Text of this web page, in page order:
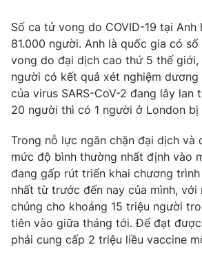
Thế giới đó đây
Câu chuyện quốc tế
Kinh tế
Tài chính
Thị trường
Góc doanh nghiệp
Dữ liệu và đời sống
Truyền hình
Hậu trường
Nhân vật
Khán giả
Giải sao mai
Giải trí
Điện ảnh
Âm nhạc
Sao
Đời sống
Du lịch
Làm đẹp
Giáo dục
Tuyển sinh
Số ca tử vong do COVID-19 tại Anh
81.000 người. Anh là quốc gia có
vong do đại dịch cao thứ 5 thế giới,
người có kết quả xét nghiệm dương
của virus SARS-CoV-2 đang lây lan
20 người thì có 1 người ở London bị
Trong nỗ lực ngăn chặn đại dịch và
mức độ bình thường nhất định vào
đang gấp rút triển khai chương
nhất từ ​​trước đến nay của mình, với
chủng cho khoảng 15 triệu người
tiên vào giữa tháng tới. Để đạt
phải cung cấp 2 triệu liều vaccine